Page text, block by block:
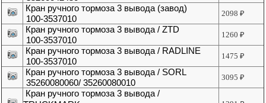
Кран ручного тормоза 3 вывода (завод)
100-3537010
2098₽
Кран ручного тормоза 3 вывода / ZTD
100-3537010
1260₽
Кран ручного тормоза 3 вывода / RADLINE
100-3537010
1475₽
Кран ручного тормоза 3 вывода / SORL
35260080060/ 35260080010
3095₽
Кран ручного тормоза 3 вывода /